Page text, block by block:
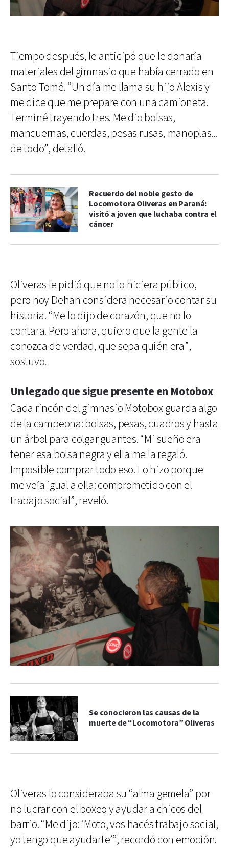
Tiempo después, le anticipó que le donaría
materiales del gimnasio que había cerrado en
Santo Tomé. “Un día me llama su hijo Alexis y
me dice que me prepare con una camioneta.
Terminé trayendo tres. Me dio bolsas,
mancuernas, cuerdas, pesas rusas, manoplas...
de todo”, detalló.
Recuerdo del noble gesto de
Locomotora Oliveras en Paraná:
visitó a joven que luchaba contra el
cáncer
Oliveras le pidió que no lo hiciera público,
pero hoy Dehan considera necesario contar su
historia. “Me lo dijo de corazón, que no lo
contara. Pero ahora, quiero que la gente la
conozca de verdad, que sepa quién era”,
sostuvo.
Un legado que sigue presente en Motobox
Cada rincón del gimnasio Motobox guarda algo
de la campeona: bolsas, pesas, cuadros y hasta
un árbol para colgar guantes. “Mi sueño era
tener esa bolsa negra y ella me la regaló.
Imposible comprar todo eso. Lo hizo porque
me veía igual a ella: comprometido con el
trabajo social”, reveló.
Se conocieron las causas de la
muerte de “Locomotora” Oliveras
Oliveras lo consideraba su “alma gemela” por
no lucrar con el boxeo y ayudar a chicos del
barrio. “Me dijo: ‘Moto, vos hacés trabajo social,
yo tengo que ayudarte’”, recordó con emoción.